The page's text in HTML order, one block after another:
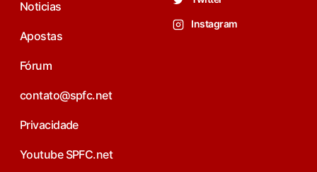
Noticias
Apostas
Fórum
contato@spfc.net
Privacidade
Youtube SPFC.net
Instagram